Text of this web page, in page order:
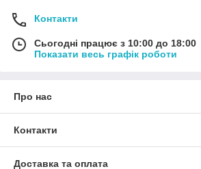
Контакти
Сьогодні працює з 10:00 до 18:00
Показати весь графік роботи
Про нас
Контакти
Доставка та оплата